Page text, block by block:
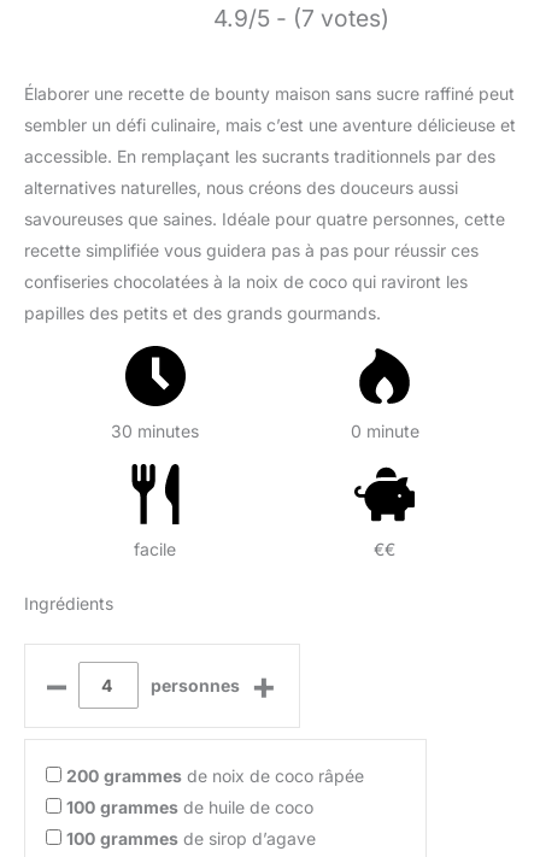
4.9/5 - (7 votes)
Élaborer une recette de bounty maison sans sucre raffiné peut
sembler un défi culinaire, mais c’est une aventure délicieuse et
accessible. En remplaçant les sucrants traditionnels par des
alternatives naturelles, nous créons des douceurs aussi
savoureuses que saines. Idéale pour quatre personnes, cette
recette simplifiée vous guidera pas à pas pour réussir ces
confiseries chocolatées à la noix de coco qui raviront les
papilles des petits et des grands gourmands.
30 minutes 0 minute
facile €€
Ingrédients
– personnes +
200 grammes de noix de coco râpée
100 grammes de huile de coco
100 grammes de sirop d’agave